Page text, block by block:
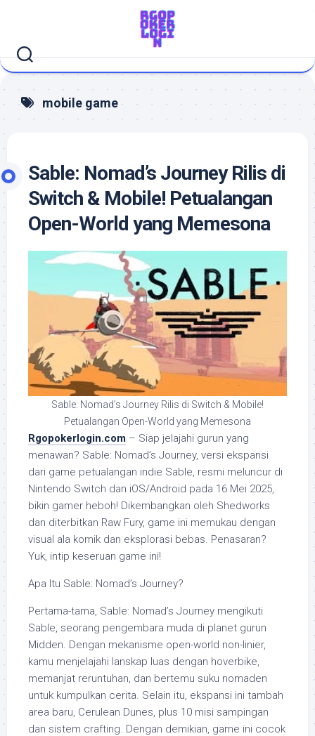
mobile game
Sable: Nomad’s Journey Rilis di
Switch & Mobile! Petualangan
Open-World yang Memesona
Sable: Nomad’s Journey Rilis di Switch & Mobile!
Petualangan Open-World yang Memesona
Rgopokerlogin.com – Siap jelajahi gurun yang
menawan? Sable: Nomad’s Journey, versi ekspansi
dari game petualangan indie Sable, resmi meluncur di
Nintendo Switch dan iOS/Android pada 16 Mei 2025,
bikin gamer heboh! Dikembangkan oleh Shedworks
dan diterbitkan Raw Fury, game ini memukau dengan
visual ala komik dan eksplorasi bebas. Penasaran?
Yuk, intip keseruan game ini!
Apa Itu Sable: Nomad’s Journey?
Pertama-tama, Sable: Nomad’s Journey mengikuti
Sable, seorang pengembara muda di planet gurun
Midden. Dengan mekanisme open-world non-linier,
kamu menjelajahi lanskap luas dengan hoverbike,
memanjat reruntuhan, dan bertemu suku nomaden
untuk kumpulkan cerita. Selain itu, ekspansi ini tambah
area baru, Cerulean Dunes, plus 10 misi sampingan
dan sistem crafting. Dengan demikian, game ini cocok